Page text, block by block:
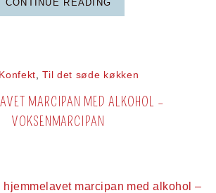
CONTINUE READING
Konfekt ,Til det søde køkken
MARCIPAN MED ALKOHOL –
VOKSENMARCIPAN